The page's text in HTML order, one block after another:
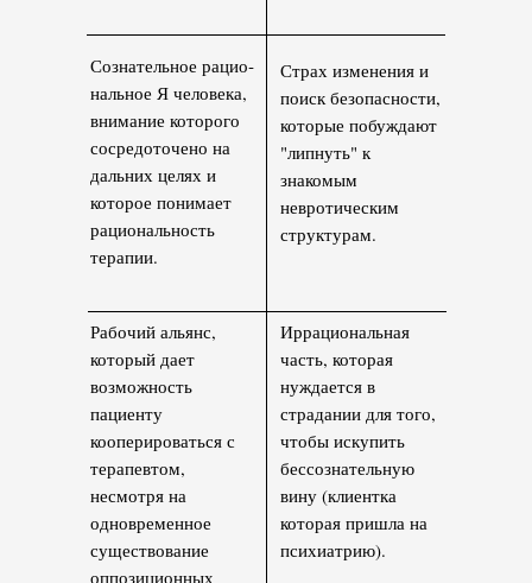
Сознательное рацио­
нальное Я человека,
внимание которого
сосредоточе­но на
дальних целях и
которое понимает
рациональ­ность
терапии.
Страх изменения и
поиск без­опасности,
которые побуждают
"лип­нуть" к
знакомым
невротическим
структурам.
Ирраци­ональная
часть, которая
нуждается в
страдании для того,
чтобы искупить
бессознательную
вину (клиентка
которая пришла на
психиатрию).
Рабо­чий альянс,
который дает
возможность
пациенту
кооперироваться с
терапевтом,
несмотря на
одновре­менное
существование
оппозиционных